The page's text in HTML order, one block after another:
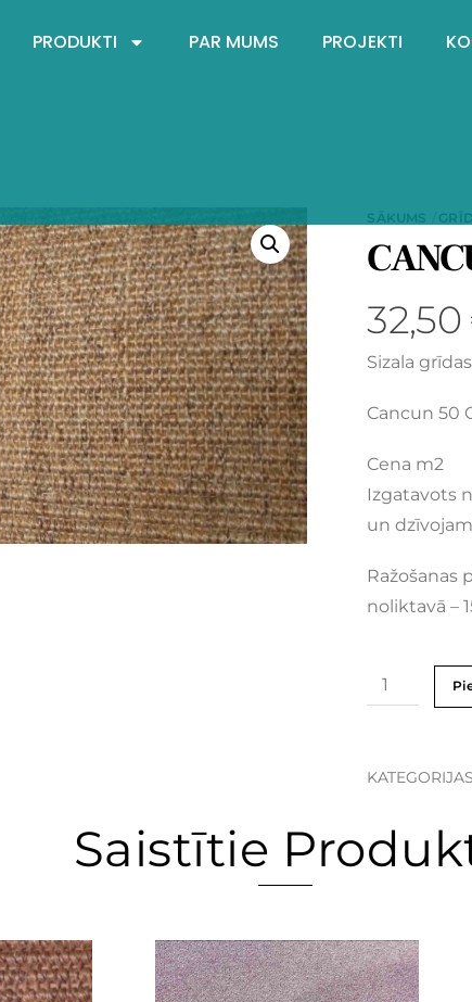
PRODUKTI PAR MUMS PROJEKTI
SĀKUMS
32,50
Sizala
Cancun 50
Cena m2
Izgatavots
un
Ražošanas
noliktavā –
Saistītie